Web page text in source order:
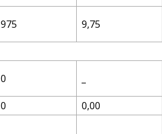
975 9,75
0
0 0,00